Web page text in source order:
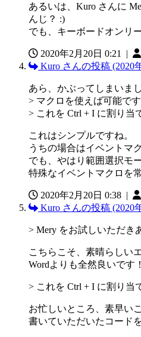
あるいは、Kuro さんに
んじ？ :)
でも、キーボードオンリ
2020年2月20日 0:21 |
Kuro さんの投稿 (2020
あら、かぶってしまいま
> マクロを使えば可能で
> これを Ctrl + I に割り
これはシンプルですね。
うちの場合はイベントマ
でも、やはり範囲選択モ
特殊なイベントマクロを
2020年2月20日 0:38 |
Kuro さんの投稿 (2020
> Mery をお試しいただき
こちらこそ、素晴らしい
Wordよりも全然良いです
> これを Ctrl + I に割り
お忙しいところ、素早い
書いていただいたコード